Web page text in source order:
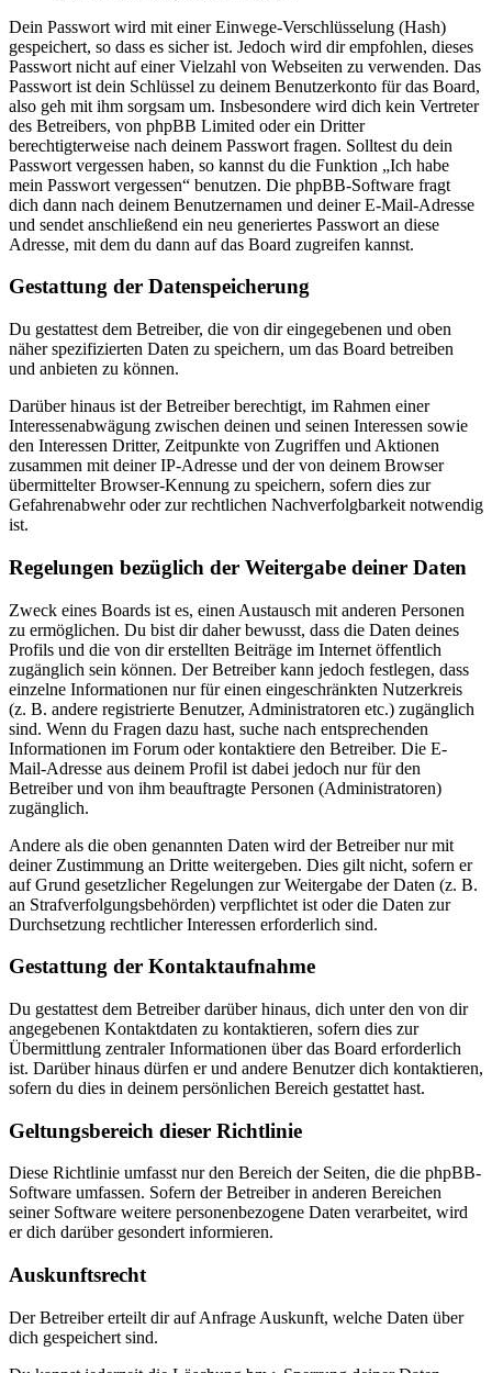
Dein Passwort wird mit einer Einwege-Verschlüsselung (Hash)
gespeichert, so dass es sicher ist. Jedoch wird dir empfohlen, dieses
Passwort nicht auf einer Vielzahl von Webseiten zu verwenden. Das
Passwort ist dein Schlüssel zu deinem Benutzerkonto für das Board,
also geh mit ihm sorgsam um. Insbesondere wird dich kein Vertreter
des Betreibers, von phpBB Limited oder ein Dritter
berechtigterweise nach deinem Passwort fragen. Solltest du dein
Passwort vergessen haben, so kannst du die Funktion „Ich habe
mein Passwort vergessen“ benutzen. Die phpBB-Software fragt
dich dann nach deinem Benutzernamen und deiner E-Mail-Adresse
und sendet anschließend ein neu generiertes Passwort an diese
Adresse, mit dem du dann auf das Board zugreifen kannst.
Gestattung der Datenspeicherung
Du gestattest dem Betreiber, die von dir eingegebenen und oben
näher spezifizierten Daten zu speichern, um das Board betreiben
und anbieten zu können.
Darüber hinaus ist der Betreiber berechtigt, im Rahmen einer
Interessenabwägung zwischen deinen und seinen Interessen sowie
den Interessen Dritter, Zeitpunkte von Zugriffen und Aktionen
zusammen mit deiner IP-Adresse und der von deinem Browser
übermittelter Browser-Kennung zu speichern, sofern dies zur
Gefahrenabwehr oder zur rechtlichen Nachverfolgbarkeit notwendig
ist.
Regelungen bezüglich der Weitergabe deiner Daten
Zweck eines Boards ist es, einen Austausch mit anderen Personen
zu ermöglichen. Du bist dir daher bewusst, dass die Daten deines
Profils und die von dir erstellten Beiträge im Internet öffentlich
zugänglich sein können. Der Betreiber kann jedoch festlegen, dass
einzelne Informationen nur für einen eingeschränkten Nutzerkreis
(z. B. andere registrierte Benutzer, Administratoren etc.) zugänglich
sind. Wenn du Fragen dazu hast, suche nach entsprechenden
Informationen im Forum oder kontaktiere den Betreiber. Die E-
Mail-Adresse aus deinem Profil ist dabei jedoch nur für den
Betreiber und von ihm beauftragte Personen (Administratoren)
zugänglich.
Andere als die oben genannten Daten wird der Betreiber nur mit
deiner Zustimmung an Dritte weitergeben. Dies gilt nicht, sofern er
auf Grund gesetzlicher Regelungen zur Weitergabe der Daten (z. B.
an Strafverfolgungsbehörden) verpflichtet ist oder die Daten zur
Durchsetzung rechtlicher Interessen erforderlich sind.
Gestattung der Kontaktaufnahme
Du gestattest dem Betreiber darüber hinaus, dich unter den von dir
angegebenen Kontaktdaten zu kontaktieren, sofern dies zur
Übermittlung zentraler Informationen über das Board erforderlich
ist. Darüber hinaus dürfen er und andere Benutzer dich kontaktieren,
sofern du dies in deinem persönlichen Bereich gestattet hast.
Geltungsbereich dieser Richtlinie
Diese Richtlinie umfasst nur den Bereich der Seiten, die die phpBB-
Software umfassen. Sofern der Betreiber in anderen Bereichen
seiner Software weitere personenbezogene Daten verarbeitet, wird
er dich darüber gesondert informieren.
Auskunftsrecht
Der Betreiber erteilt dir auf Anfrage Auskunft, welche Daten über
dich gespeichert sind.